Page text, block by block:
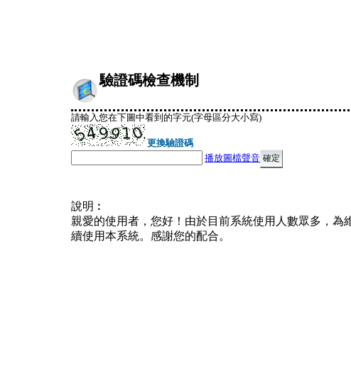
驗證碼檢查機制
請輸入您在下圖中看到的字元(字母區分大小寫)
更換驗證碼
播放圖檔聲音
說明︰
親愛的使用者，您好！由於目前系統使用人數眾多，
續使用本系統。感謝您的配合。